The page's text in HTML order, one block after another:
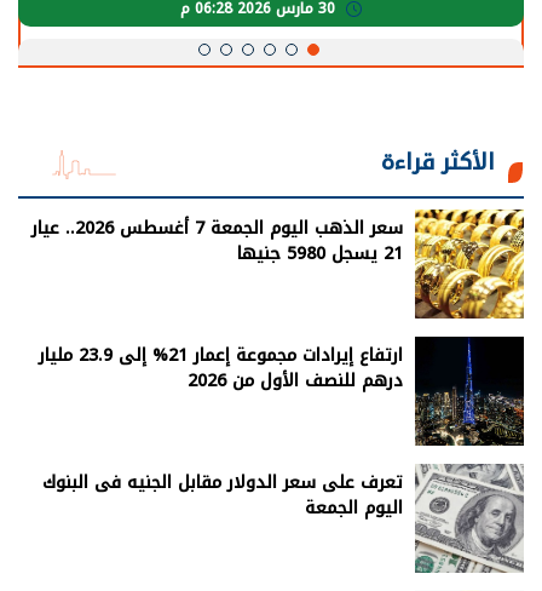
الأكثر قراءة
سعر الذهب اليوم الجمعة 7 أغسطس 2026.. عيار
21 يسجل 5980 جنيها
ارتفاع إيرادات مجموعة إعمار 21% إلى 23.9 مليار
درهم للنصف الأول من 2026
تعرف على سعر الدولار مقابل الجنيه فى البنوك
اليوم الجمعة